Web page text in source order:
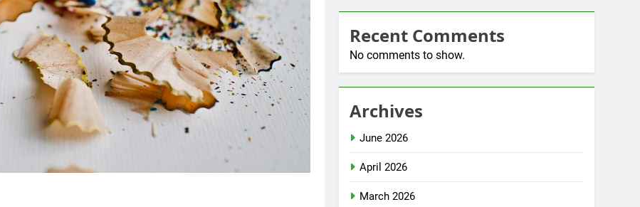
Recent Comments
No comments to show.
Archives
June 2026
April 2026
March 2026